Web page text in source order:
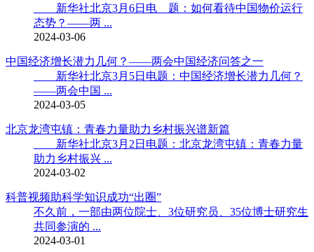
新华社北京3月6日电 题：如何看待中国物价运行
态势？——两 ...
2024-03-06
中国经济增长潜力几何？——两会中国经济问答之一
新华社北京3月5日电题：中国经济增长潜力几何？
——两会中国 ...
2024-03-05
北京龙湾屯镇：青春力量助力乡村振兴谱新篇
新华社北京3月2日电题：北京龙湾屯镇：青春力量
助力乡村振兴 ...
2024-03-02
科普视频助科学知识成功“出圈”
不久前，一部由两位院士、3位研究员、35位博士研究生
共同参演的 ...
2024-03-01